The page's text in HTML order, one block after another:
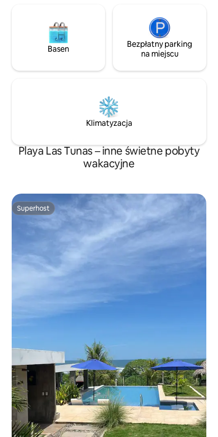
Basen
Bezpłatny parking
na miejscu
Klimatyzacja
Playa Las Tunas – inne świetne pobyty
wakacyjne
Superhost
Superhost